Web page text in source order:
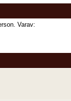
Varav: